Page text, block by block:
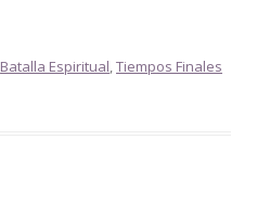
Batalla Espiritual,Tiempos Finales